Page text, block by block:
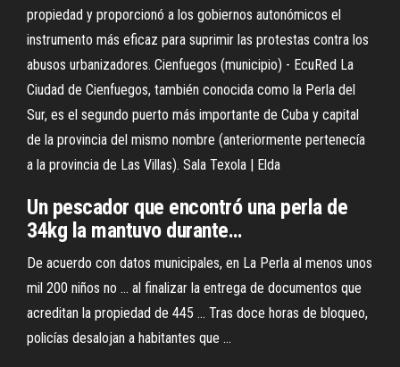
propiedad y proporcionó a los gobiernos autonómicos el
instrumento más eficaz para suprimir las protestas contra los
abusos urbanizadores. Cienfuegos (municipio) - EcuRed La
Ciudad de Cienfuegos, también conocida como la Perla del
Sur, es el segundo puerto más importante de Cuba y capital
de la provincia del mismo nombre (anteriormente pertenecía
a la provincia de Las Villas). Sala Texola | Elda
Un pescador que encontró una perlade
34kg la mantuvo durante…
De acuerdo con datos municipales, en La Perla al menos unos
mil 200 niños no ... al finalizar la entrega de documentos que
acreditan la propiedad de 445 ... Tras doce horas de bloqueo,
policías desalojan a habitantes que ...